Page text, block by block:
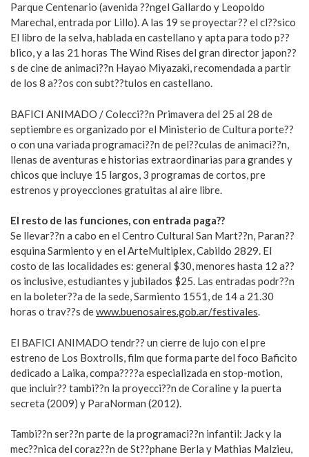
Parque Centenario (avenida ??ngel Gallardo y Leopoldo
Marechal, entrada por Lillo). A las 19 se proyectar?? el cl??sico
El libro de la selva, hablada en castellano y apta para todo p??
blico, y a las 21 horas The Wind Rises del gran director japon??
s de cine de animaci??n Hayao Miyazaki, recomendada a partir
de los 8 a??os con subt??tulos en castellano.
BAFICI ANIMADO / Colecci??n Primavera del 25 al 28 de
septiembre es organizado por el Ministerio de Cultura porte??
o con una variada programaci??n de pel??culas de animaci??n,
llenas de aventuras e historias extraordinarias para grandes y
chicos que incluye 15 largos, 3 programas de cortos, pre
estrenos y proyecciones gratuitas al aire libre.
El resto de las funciones, con entrada paga??
Se llevar??n a cabo en el Centro Cultural San Mart??n, Paran??
esquina Sarmiento y en el ArteMultiplex, Cabildo 2829. El
costo de las localidades es: general $30, menores hasta 12 a??
os inclusive, estudiantes y jubilados $25. Las entradas podr??n
en la boleter??a de la sede, Sarmiento 1551, de 14 a 21.30
horas o trav??s dewww.buenosaires.gob.ar/festivales.
El BAFICI ANIMADO tendr?? un cierre de lujo con el pre
estreno de Los Boxtrolls, film que forma parte del foco Baficito
dedicado a Laika, compa????a especializada en stop-motion,
que incluir?? tambi??n la proyecci??n de Coraline y la puerta
secreta (2009) y ParaNorman (2012).
Tambi??n ser??n parte de la programaci??n infantil: Jack y la
mec??nica del coraz??n de St??phane Berla y Mathias Malzieu,